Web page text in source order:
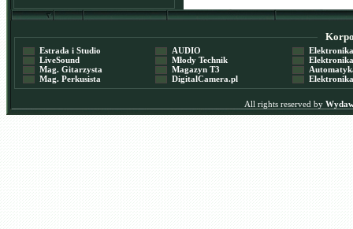
Estrada i Studio
LiveSound
Mag. Gitarzysta
Mag. Perkusista
AUDIO
Młody Technik
Magazyn T3
DigitalCamera.pl
Elektronika
Elektronika
Automatyka
Elektronika
All rights reserved by